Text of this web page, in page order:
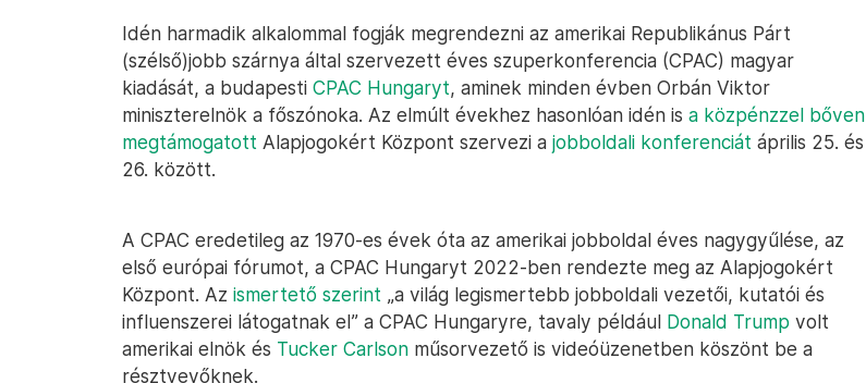
Idén harmadik alkalommal fogják megrendezni az amerikai Republikánus Párt
(szélső)jobb szárnya által szervezett éves szuperkonferencia (CPAC) magyar
kiadását, a budapesti CPAC Hungaryt, aminek minden évben Orbán Viktor
miniszterelnök a főszónoka. Az elmúlt évekhez hasonlóan idén is a közpénzzel bőven
megtámogatott Alapjogokért Központ szervezi a jobboldali konferenciát április 25. és
26. között.
A CPAC eredetileg az 1970-es évek óta az amerikai jobboldal éves nagygyűlése, az
első európai fórumot, a CPAC Hungaryt 2022-ben rendezte meg az Alapjogokért
Központ. Az ismertető szerint „a világ legismertebb jobboldali vezetői, kutatói és
influenszerei látogatnak el” a CPAC Hungaryre, tavaly például Donald Trump volt
amerikai elnök és Tucker Carlson műsorvezető is videóüzenetben köszönt be a
résztvevőknek.